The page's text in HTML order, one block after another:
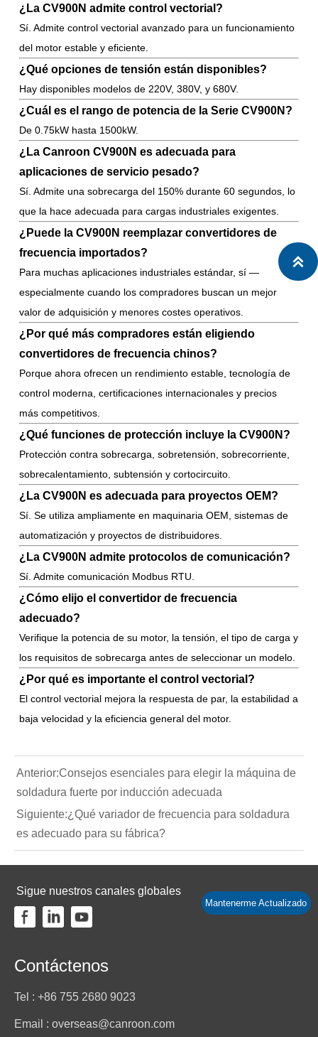
¿La CV900N admite control vectorial?
Sí. Admite control vectorial avanzado para un funcionamiento
del motor estable y eficiente.
¿Qué opciones de tensión están disponibles?
Hay disponibles modelos de 220V, 380V, y 680V.
¿Cuál es el rango de potencia de la Serie CV900N?
De 0.75kW hasta 1500kW.
¿La Canroon CV900N es adecuada para
aplicaciones de servicio pesado?
Sí. Admite una sobrecarga del 150% durante 60 segundos, lo
que la hace adecuada para cargas industriales exigentes.
¿Puede la CV900N reemplazar convertidores de
frecuencia importados?
Para muchas aplicaciones industriales estándar, sí —
especialmente cuando los compradores buscan un mejor
valor de adquisición y menores costes operativos.
¿Por qué más compradores están eligiendo
convertidores de frecuencia chinos?
Porque ahora ofrecen un rendimiento estable, tecnología de
control moderna, certificaciones internacionales y precios
más competitivos.
¿Qué funciones de protección incluye la CV900N?
Protección contra sobrecarga, sobretensión, sobrecorriente,
sobrecalentamiento, subtensión y cortocircuito.
¿La CV900N es adecuada para proyectos OEM?
Sí. Se utiliza ampliamente en maquinaria OEM, sistemas de
automatización y proyectos de distribuidores.
¿La CV900N admite protocolos de comunicación?
Sí. Admite comunicación Modbus RTU.
¿Cómo elijo el convertidor de frecuencia
adecuado?
Verifique la potencia de su motor, la tensión, el tipo de carga y
los requisitos de sobrecarga antes de seleccionar un modelo.
¿Por qué es importante el control vectorial?
El control vectorial mejora la respuesta de par, la estabilidad a
baja velocidad y la eficiencia general del motor.
Anterior:Consejos esenciales para elegir la máquina de
soldadura fuerte por inducción adecuada
Siguiente:¿Qué variador de frecuencia para soldadura
es adecuado para su fábrica?
Sigue nuestros canales globales
Mantenerme Actualizado
Contáctenos
Tel : +86 755 2680 9023
Email : overseas@canroon.com
